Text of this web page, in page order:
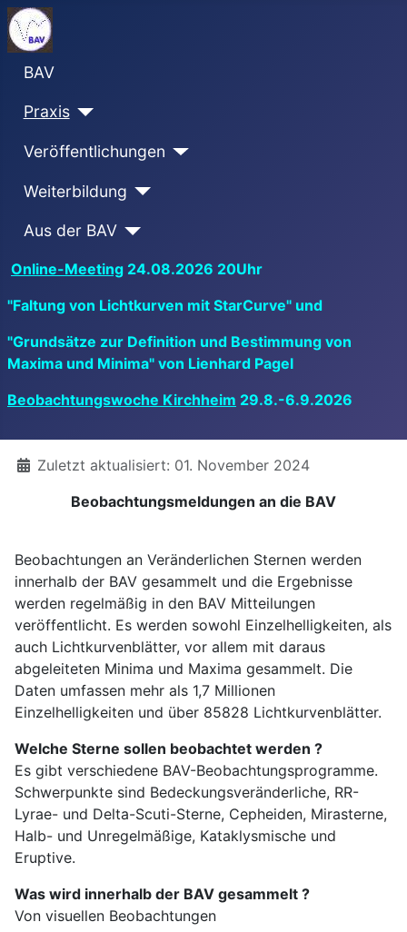
BAV
Praxis
Veröffentlichungen
Weiterbildung
Aus der BAV
Online-Meeting 24.08.2026 20Uhr
"Faltung von Lichtkurven mit StarCurve" und
"Grundsätze zur Definition und Bestimmung von
Maxima und Minima" von Lienhard Pagel
Beobachtungswoche Kirchheim 29.8.-6.9.2026
DetailsZuletzt aktualisiert: 01. November 2024
Beobachtungsmeldungen an die BAV
Beobachtungen an Veränderlichen Sternen werden
innerhalb der BAV gesammelt und die Ergebnisse
werden regelmäßig in den BAV Mitteilungen
veröffentlicht. Es werden sowohl Einzelhelligkeiten, als
auch Lichtkurvenblätter, vor allem mit daraus
abgeleiteten Minima und Maxima gesammelt. Die
Daten umfassen mehr als 1,7 Millionen
Einzelhelligkeiten und über 85828 Lichtkurvenblätter.
Welche Sterne sollen beobachtet werden ?
Es gibt verschiedene BAV-Beobachtungsprogramme.
Schwerpunkte sind Bedeckungsveränderliche, RR-
Lyrae- und Delta-Scuti-Sterne, Cepheiden, Mirasterne,
Halb- und Unregelmäßige, Kataklysmische und
Eruptive.
Was wird innerhalb der BAV gesammelt ?
Von visuellen Beobachtungen